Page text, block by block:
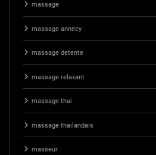
massage
massage annecy
massage detente
massage relaxant
massage thai
massage thailandais
masseur